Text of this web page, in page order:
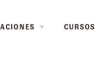
CURSOS